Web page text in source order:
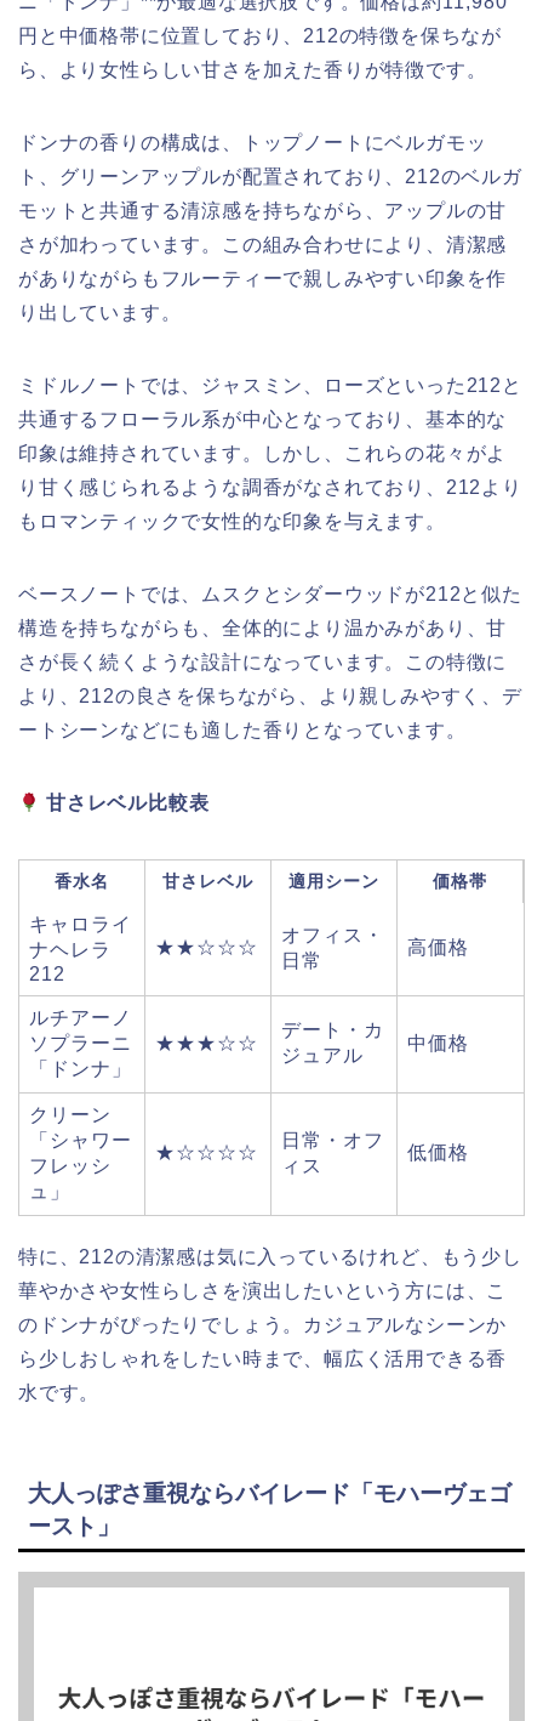
円と中価格帯に位置しており、212の特徴を保ちなが
ら、より女性らしい甘さを加えた香りが特徴です。
ドンナの香りの構成は、トップノートにベルガモッ
ト、グリーンアップルが配置されており、212のベルガ
モットと共通する清涼感を持ちながら、アップルの甘
さが加わっています。この組み合わせにより、清潔感
がありながらもフルーティーで親しみやすい印象を作
り出しています。
ミドルノートでは、ジャスミン、ローズといった212と
共通するフローラル系が中心となっており、基本的な
印象は維持されています。しかし、これらの花々がよ
り甘く感じられるような調香がなされており、212より
もロマンティックで女性的な印象を与えます。
ベースノートでは、ムスクとシダーウッドが212と似た
構造を持ちながらも、全体的により温かみがあり、甘
さが長く続くような設計になっています。この特徴に
より、212の良さを保ちながら、より親しみやすく、デ
ートシーンなどにも適した香りとなっています。
甘さレベル比較表
香水名 甘さレベル 適用シーン 価格帯
キャロライ
ナヘレラ
212
★★☆☆☆
オフィス・
日常
高価格
ルチアーノ
ソプラーニ
「ドンナ」
★★★☆☆
デート・カ
ジュアル
中価格
クリーン
「シャワー
フレッシ
ュ」
★☆☆☆☆
日常・オフ
ィス
低価格
特に、212の清潔感は気に入っているけれど、もう少し
華やかさや女性らしさを演出したいという方には、こ
のドンナがぴったりでしょう。カジュアルなシーンか
ら少しおしゃれをしたい時まで、幅広く活用できる香
水です。
大人っぽさ重視ならバイレード「モハーヴェゴ
ースト」